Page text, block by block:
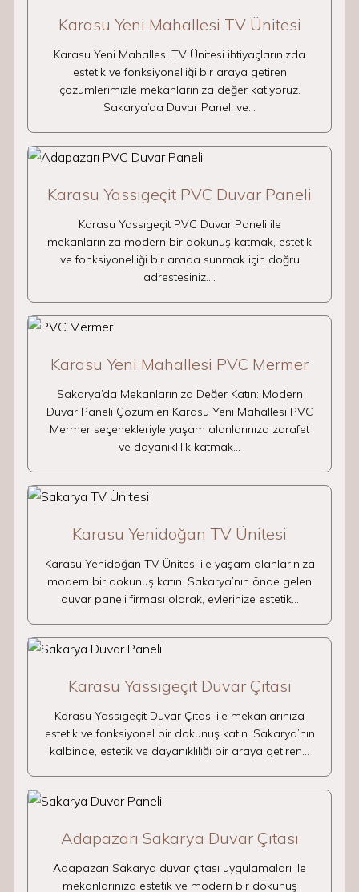
Karasu Yeni Mahallesi TV Ünitesi
Karasu Yeni Mahallesi TV Ünitesi ihtiyaçlarınızda
estetik ve fonksiyonelliği bir araya getiren
çözümlerimizle mekanlarınıza değer katıyoruz.
Sakarya’da Duvar Paneli ve…
Karasu Yassıgeçit PVC Duvar Paneli
Karasu Yassıgeçit PVC Duvar Paneli ile
mekanlarınıza modern bir dokunuş katmak, estetik
ve fonksiyonelliği bir arada sunmak için doğru
adrestesiniz.…
Karasu Yeni Mahallesi PVC Mermer
Sakarya’da Mekanlarınıza Değer Katın: Modern
Duvar Paneli Çözümleri Karasu Yeni Mahallesi PVC
Mermer seçenekleriyle yaşam alanlarınıza zarafet
ve dayanıklılık katmak…
Karasu Yenidoğan TV Ünitesi
Karasu Yenidoğan TV Ünitesi ile yaşam alanlarınıza
modern bir dokunuş katın. Sakarya’nın önde gelen
duvar paneli firması olarak, evlerinize estetik…
Karasu Yassıgeçit Duvar Çıtası
Karasu Yassıgeçit Duvar Çıtası ile mekanlarınıza
estetik ve fonksiyonel bir dokunuş katın. Sakarya’nın
kalbinde, estetik ve dayanıklılığı bir araya getiren…
Adapazarı Sakarya Duvar Çıtası
Adapazarı Sakarya duvar çıtası uygulamaları ile
mekanlarınıza estetik ve modern bir dokunuş